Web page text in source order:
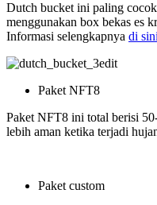
Dutch bucket ini paling
menggunakan box bekas es
Informasi selengkapnya di sini
Paket NFT8
Paket NFT8 ini total berisi
lebih aman ketika terjadi
Paket custom